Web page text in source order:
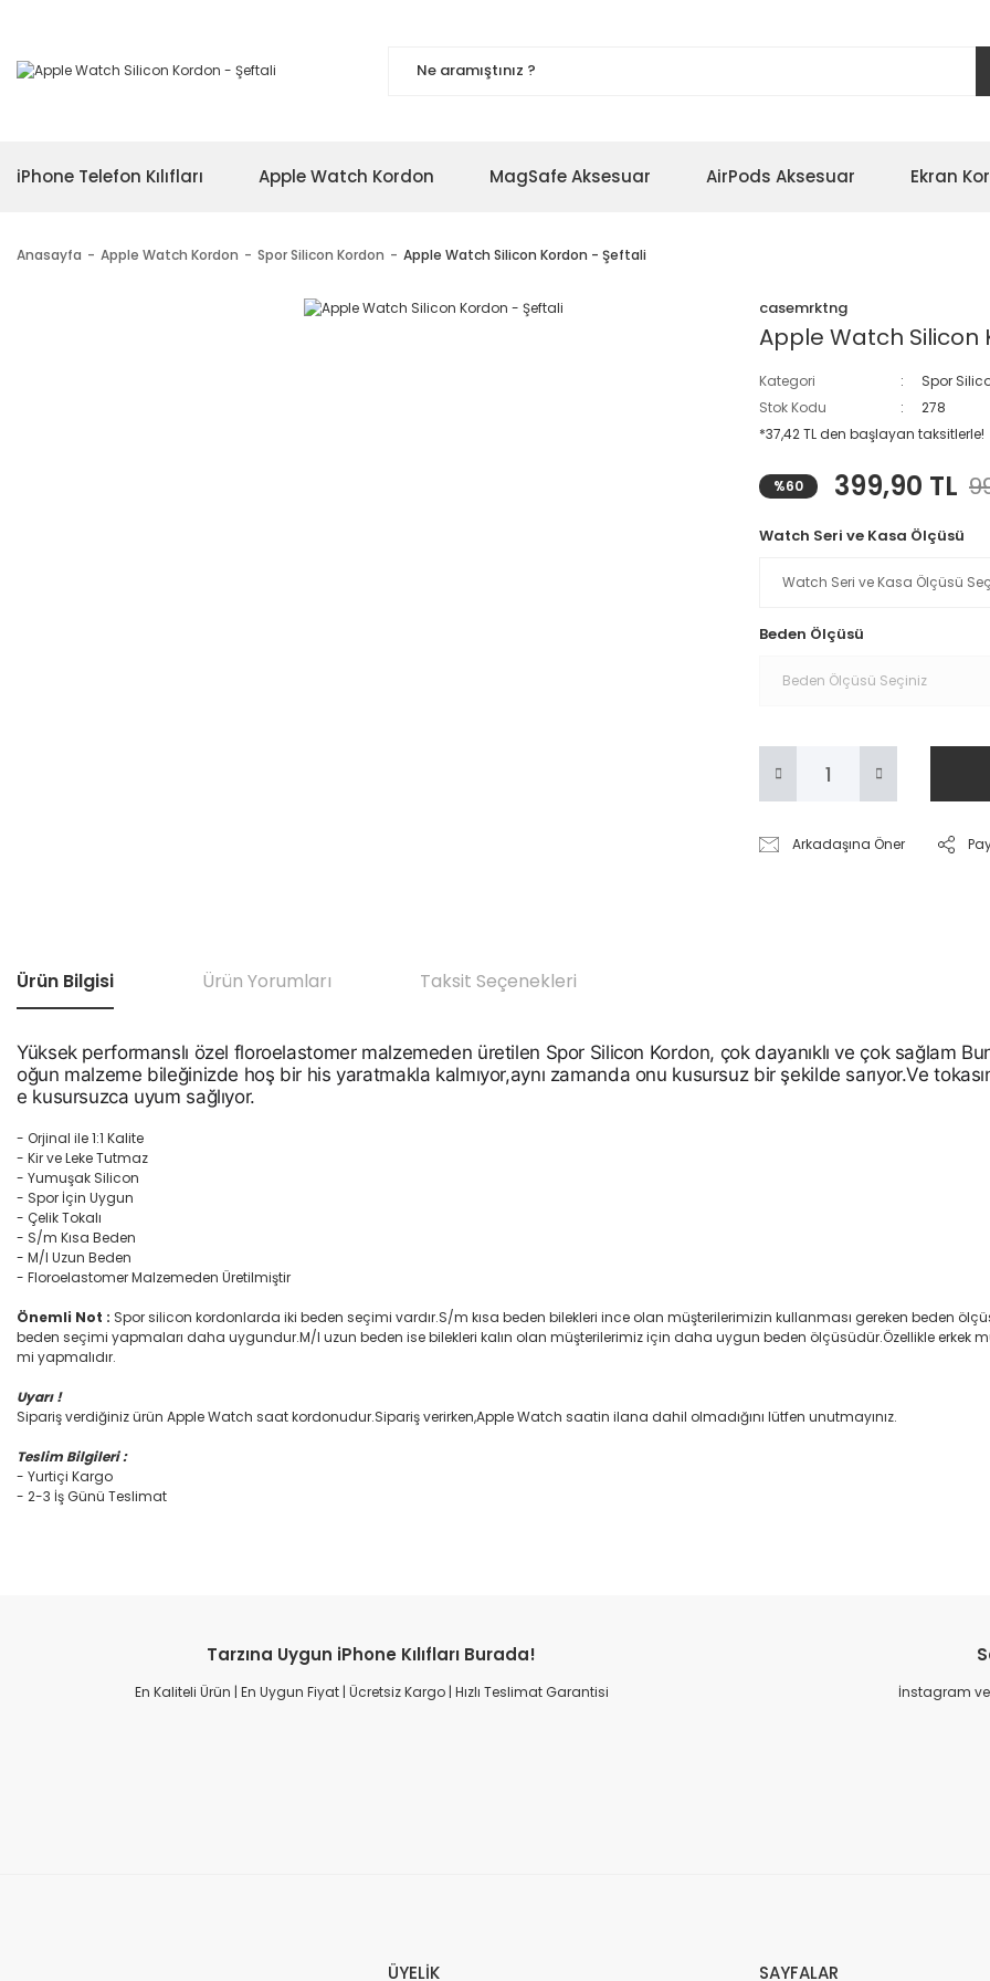
iPhone Telefon Kılıfları Apple Watch Kordon MagSafe Aksesuar AirPods Aksesuar Ekran
Anasayfa Apple Watch Kordon Spor Silicon Kordon Apple Watch Silicon Kordon - Şeftali
casemrktng
Apple Watch Silicon
Kategori
Spor
Stok Kodu
278
*37,42 TL den başlayan taksitlerle!
%60 399,90 TL
Watch Seri ve Kasa Ölçüsü
Beden Ölçüsü
Arkadaşına Öner
Ürün Bilgisi Ürün Yorumları Taksit Seçenekleri
Yüksek performanslı özel floroelastomer malzemeden üretilen Spor Silicon Kordon, çok dayanıklı ve çok sağlam
oğun malzeme bileğinizde hoş bir his yaratmakla kalmıyor,aynı zamanda onu kusursuz bir şekilde sarıyor.Ve
e kusursuzca uyum sağlıyor.
- Orjinal ile 1:1 Kalite
- Kir ve Leke Tutmaz
- Yumuşak Silicon
- Spor İçin Uygun
- Çelik Tokalı
- S/m Kısa Beden
- M/l Uzun Beden
- Floroelastomer Malzemeden Üretilmiştir
Önemli Not : Spor silicon kordonlarda iki beden seçimi vardır.S/m kısa beden bilekleri ince olan müşterilerimizin kullanması gereken beden
beden seçimi yapmaları daha uygundur.M/l uzun beden ise bilekleri kalın olan müşterilerimiz için daha uygun beden ölçüsüdür.Özellikle erkek
mi yapmalıdır.
Uyarı !
Sipariş verdiğiniz ürün Apple Watch saat kordonudur.Sipariş verirken,Apple Watch saatin ilana dahil olmadığını lütfen unutmayınız.
Teslim Bilgileri :
- Yurtiçi Kargo
- 2-3 İş Günü Teslimat
Tarzına Uygun iPhone Kılıfları Burada!
En Kaliteli Ürün | En Uygun Fiyat | Ücretsiz Kargo | Hızlı Teslimat Garantisi İnstagram ve
ÜYELİK SAYFALAR